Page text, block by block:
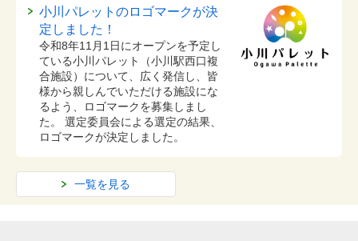
一覧を見る
小川パレットのロゴマークが決
定しました！
令和8年11月1日にオープンを予定し
ている⼩川パレット（小川駅西口複
合施設）について、広く発信し、皆
様から親しんでいただける施設にな
るよう、ロゴマークを募集しまし
た。 選定委員会による選定の結果、
ロゴマークが決定しました。